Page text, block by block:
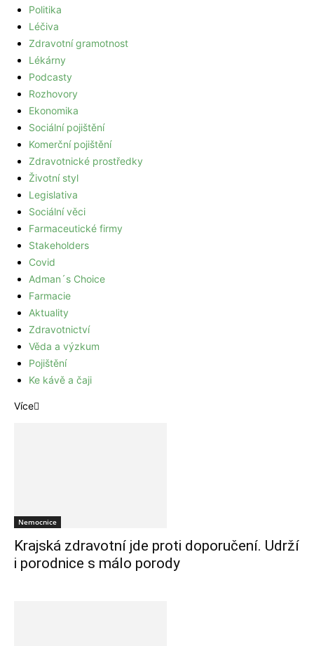
Politika
Léčiva
Zdravotní gramotnost
Lékárny
Podcasty
Rozhovory
Ekonomika
Sociální pojištění
Komerční pojištění
Zdravotnické prostředky
Životní styl
Legislativa
Sociální věci
Farmaceutické firmy
Stakeholders
Covid
Adman´s Choice
Farmacie
Aktuality
Zdravotnictví
Věda a výzkum
Pojištění
Ke kávě a čaji
Více
Nemocnice
Krajská zdravotní jde proti doporučení. Udrží
i porodnice s málo porody